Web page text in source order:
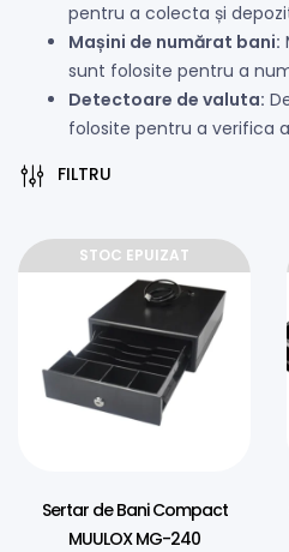
pentru a colecta și
Mașini de numărat bani:
sunt folosite pentru a
Detectoare de valuta:
folosite pentru a verifica
FILTRU
STOC EPUIZAT
Sertar de Bani Compact
MUULOX MG-240